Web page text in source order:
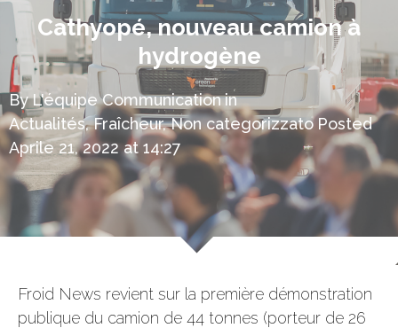
Cathyopé, nouveau camion à
hydrogène
ByL'équipe Communicationin
Actualités,Fraîcheur,Non categorizzato Posted
Aprile 21, 2022 at 14:27
Froid News revient sur la première démonstration
publique du camion de 44 tonnes (porteur de 26